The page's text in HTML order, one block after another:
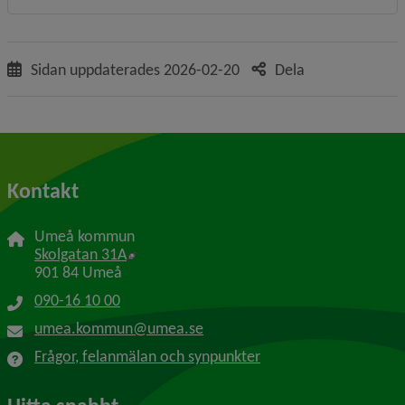
Sidan uppdaterades 2026-02-20 Dela
Kontakt
Umeå kommun
Skolgatan 31A Länk till annan webbplats, öppnas i nytt
901 84 Umeå
090-16 10 00
umea.kommun@umea.se
Frågor, felanmälan och synpunkter